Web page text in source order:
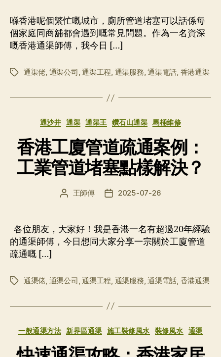
者
期
喺香港呢個繁忙嘅城市，廁所管道堵塞可以話係每
個家庭同商舖都會遇到嘅常見問題。作為一名資深
嘅香港通渠師傅，我今日 […]
标
通渠佬, 通渠公司,通渠工程, 通渠服務,通渠電話, 香港通渠
分
通沙井 通渠 通渠王 鑽石山通渠 馬桶維修
香港工廈管道疏通案例：
工業管道堵塞點樣解決？
文
者
王師傅
发
期
2025-07-26
各位朋友，大家好！我是香港一名有超過20年經驗
的通渠師傅，今日想同大家分享一宗關於工廈管道
疏通嘅 […]
标
通渠佬 通渠公司 ,通渠工程 通渠服務 ,通渠電話 香港通渠
分
一般通渠方法 新界區通渠 施工裝修風水 裝修風水 通渠